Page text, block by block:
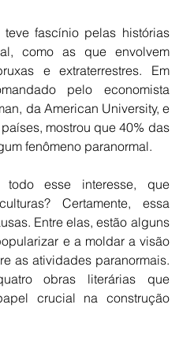
fascínio pelas histórias
como as que envolvem
e extraterrestres. Em
pelo economista
da American University, e
mostrou que 40% das
fenômeno paranormal.
esse interesse, que
Certamente, essa
Entre elas, estão alguns
e a moldar a visão
as atividades paranormais.
obras literárias que
crucial na construção